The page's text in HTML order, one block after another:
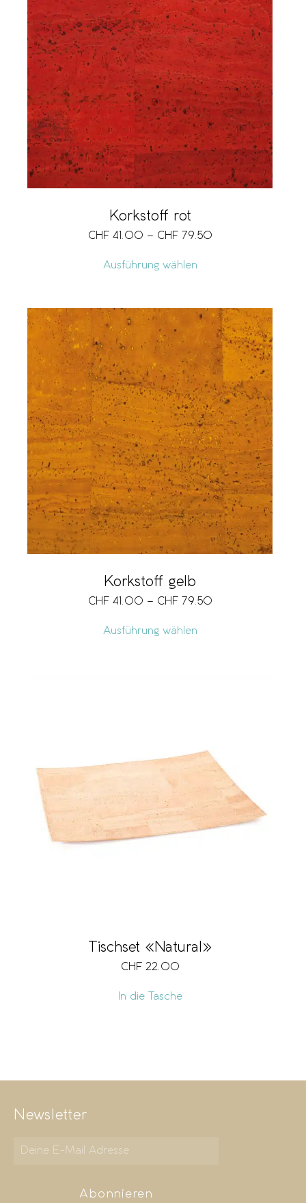
Korkstoff rot
CHF 41.00 – CHF 79.50
Ausführung wählen
Korkstoff gelb
CHF 41.00 – CHF 79.50
Ausführung wählen
Tischset «Natural»
CHF 22.00
In die Tasche
Newsletter
Abonnieren